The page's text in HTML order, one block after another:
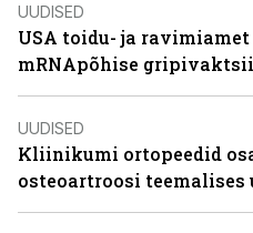
UUDISED
USA toidu- ja
mRNApõhise
UUDISED
Kliinikumi ortopeedid
osteoartroosi teemalises